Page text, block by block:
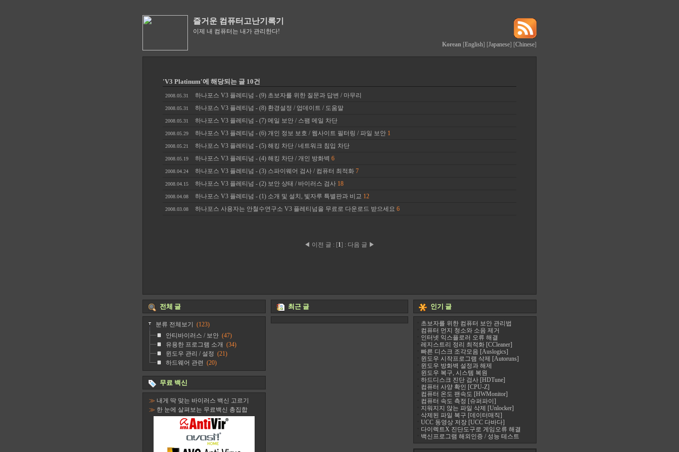
즐거운 컴퓨터고난기록기
이제 내 컴퓨터는 내가 관리한다!
Korean [English] [Japanese] [Chinese]
'V3 Platinum'에 해당되는 글 10건
2008.05.31 하나포스 V3 플레티넘 - (9) 초보자를 위한 질문과 답변 / 마무리
2008.05.31 하나포스 V3 플레티넘 - (8) 환경설정 / 업데이트 / 도움말
2008.05.31 하나포스 V3 플레티넘 - (7) 메일 보안 / 스팸 메일 차단
2008.05.29 하나포스 V3 플레티넘 - (6) 개인 정보 보호 / 웹사이트 필터링 / 파일 보안 1
2008.05.21 하나포스 V3 플레티넘 - (5) 해킹 차단 / 네트워크 침입 차단
2008.05.19 하나포스 V3 플레티넘 - (4) 해킹 차단 / 개인 방화벽 6
2008.04.24 하나포스 V3 플레티넘 - (3) 스파이웨어 검사 / 컴퓨터 최적화 7
2008.04.15 하나포스 V3 플레티넘 - (2) 보안 상태 / 바이러스 검사 18
2008.04.08 하나포스 V3 플레티넘 - (1) 소개 및 설치, 빛자루 특별판과 비교 12
2008.03.08 하나포스 사용자는 안철수연구소 V3 플레티넘을 무료로 다운로드 받으세요 6
◀ 이전 글 : [1] : 다음 글 ▶
전체 글
분류 전체보기
(123)
안티바이러스 / 보안 (47)
유용한 프로그램 소개 (34)
윈도우 관리 / 설정 (21)
하드웨어 관련 (20)
무료 백신
≫ 내게 딱 맞는 바이러스 백신 고르기
≫ 한 눈에 살펴보는 무료백신 총집합
최근 글 인기 글
초보자를 위한 컴퓨터 보안 관리법
컴퓨터 먼지 청소와 소음 제거
인터넷 익스플로러 오류 해결
레지스트리 정리 최적화 [CCleaner]
빠른 디스크 조각모음 [Auslogics]
윈도우 시작프로그램 삭제 [Autoruns]
윈도우 방화벽 설정과 해제
윈도우 복구, 시스템 복원
하드디스크 진단 검사 [HDTune]
컴퓨터 사양 확인 [CPU-Z]
컴퓨터 온도 팬속도 [HWMonitor]
컴퓨터 속도 측정 [슈퍼파이]
지워지지 않는 파일 삭제 [Unlocker]
삭제된 파일 복구 [데이터매직]
UCC 동영상 저장 [UCC 다바다]
다이렉트X 진단도구로 게임오류 해결
백신프로그램 해외인증 / 성능 테스트